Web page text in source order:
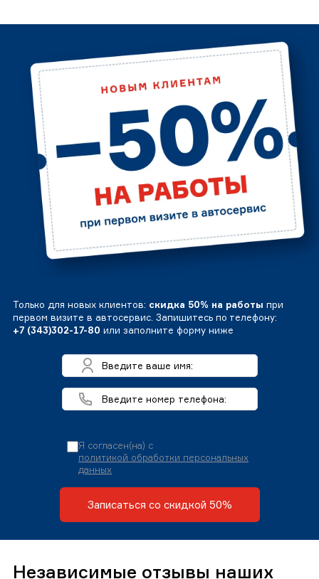
Только для новых клиентов: скидка 50% на работы при
первом визите в автосервис. Запишитесь по телефону:
+7 (343)302-17-80 или заполните форму ниже
Я согласен(на) с
политикой обработки персональных
данных
Записаться со скидкой 50%
Независимые отзывы наших